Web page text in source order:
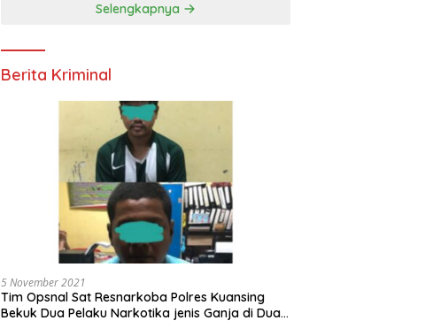
Selengkapnya
Berita Kriminal
5 November 2021
Tim Opsnal Sat Resnarkoba Polres Kuansing
Bekuk Dua Pelaku Narkotika jenis Ganja di Dua